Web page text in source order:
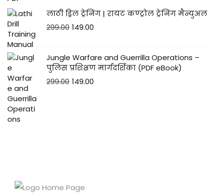
लाठी ड्रिल ट्रेनिंग | रायट कण्ट्रोल ट्रेनिंग मैन्युअल
299.00 149.00
Jungle Warfare and Guerrilla Operations –
पुलिस प्रशिक्षण मार्गदर्शिका (PDF eBook)
299.00 149.00